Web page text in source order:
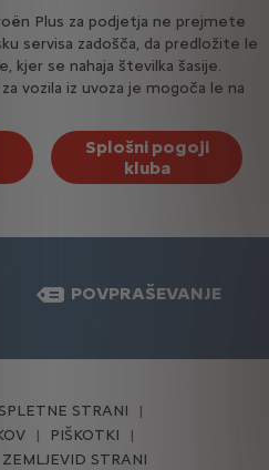
Plus za podjetja ne prejmete
servisa zadošča, da predložite le
kjer se nahaja številka šasije.
vozila iz uvoza je mogoča le na
Splošni pogoji
kluba
POVPRAŠEVANJE
STRANI
PIŠKOTKI
ZEMLJEVID STRANI